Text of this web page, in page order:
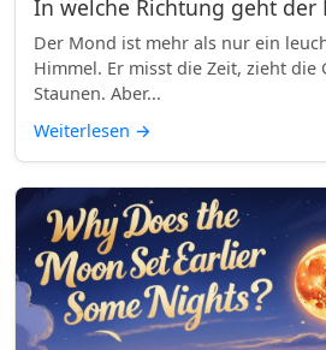
In welche Richtung geht der
Der Mond ist mehr als nur ein
Himmel. Er misst die Zeit, zieht die
Staunen. Aber...
Weiterlesen →